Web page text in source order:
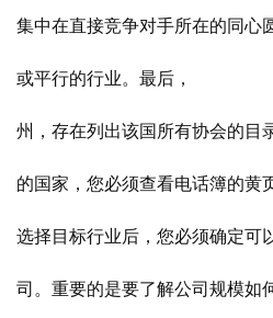
集中在直接竞争对手所在的同心
或平行的行业。最后，
州，存在列出该国所有协会的目
的国家，您必须查看电话簿的黄
选择目标行业后，您必须确定可
司。重要的是要了解公司规模如